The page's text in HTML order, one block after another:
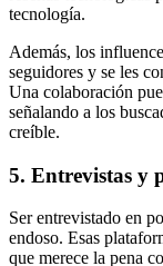
tecnología.
Además, los
seguidores y se les
Una colaboración
señalando a los
creíble.
5. Entrevistas y
Ser entrevistado en
endoso. Esas
que merece la pena